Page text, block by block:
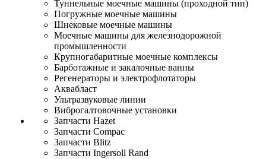
Туннельные моечные машины (проходной тип)
Погружные моечные машины
Шнековые моечные машины
Моечные машины для железнодорожной
промышленности
Крупногабаритные моечные комплексы
Барботажные и закалочные ванны
Регенераторы и электрофлотаторы
Аквабласт
Ультразвуковые линии
Виброгалтовочные установки
Запчасти Hazet
Запчасти Compac
Запчасти Blitz
Запчасти Ingersoll Rand